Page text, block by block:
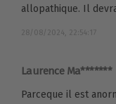
allopathique. Il
28/08/2024, 22:54:17
Laurence Ma*******
Parceque il est